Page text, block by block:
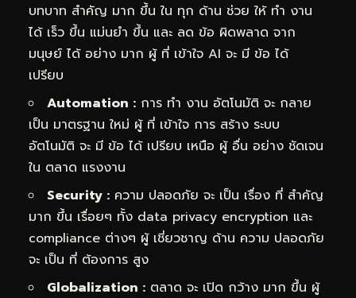
บทบาท สำคัญ มาก ขึ้น ใน ทุก ด้าน ช่วย ให้ ทำ งาน
ได้ เร็ว ขึ้น แม่นยำ ขึ้น และ ลด ข้อ ผิดพลาด จาก
มนุษย์ ได้ อย่าง มาก ผู้ ที่ เข้าใจ AI จะ มี ข้อ ได้
เปรียบ
Automation : การ ทำ งาน อัตโนมัติ จะ กลาย
เป็น มาตรฐาน ใหม่ ผู้ ที่ เข้าใจ การ สร้าง ระบบ
อัตโนมัติ จะ มี ข้อ ได้ เปรียบ เหนือ ผู้ อื่น อย่าง ชัดเจน
ใน ตลาด แรงงาน
Security : ความ ปลอดภัย จะ เป็น เรื่อง ที่ สำคัญ
มาก ขึ้น เรื่อยๆ ทั้ง data privacy encryption และ
compliance ต่างๆ ผู้ เชี่ยวชาญ ด้าน ความ ปลอดภัย
จะ เป็น ที่ ต้องการ สูง
Globalization : ตลาด จะ เปิด กว้าง มาก ขึ้น ผู้